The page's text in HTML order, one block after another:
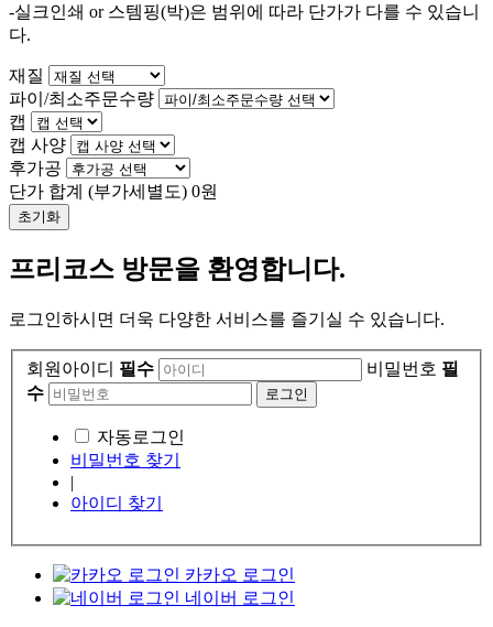
-실크인쇄 or 스템핑(박)은 범위에 따라 단가가 다를 수 있습니
다.
재질
파이/최소주문수량
캡
캡 사양
후가공
단가 합계 (부가세별도) 0원
초기화
프리코스 방문을 환영합니다.
로그인하시면 더욱 다양한 서비스를 즐기실 수 있습니다.
회원아이디 필수 비밀번호 필
수
자동로그인
비밀번호 찾기
|
아이디 찾기
카카오 로그인
네이버 로그인